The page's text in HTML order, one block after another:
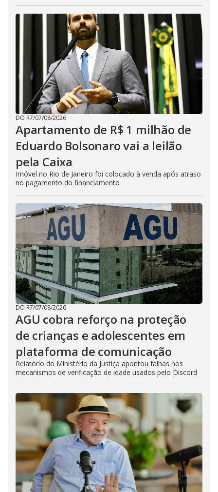
DO R7/07/08/2026
Apartamento de R$ 1 milhão de
Eduardo Bolsonaro vai a leilão
pela Caixa
Imóvel no Rio de Janeiro foi colocado à venda após atraso
no pagamento do financiamento
DO R7/07/08/2026
AGU cobra reforço na proteção
de crianças e adolescentes em
plataforma de comunicação
Relatório do Ministério da Justiça apontou falhas nos
mecanismos de verificação de idade usados pelo Discord